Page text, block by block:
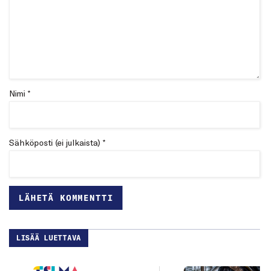
Nimi *
Sähköposti (ei julkaista) *
LISÄÄ LUETTAVA